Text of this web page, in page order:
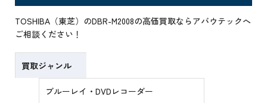
TOSHIBA（東芝）のDBR-M2008の高価買取ならアバウテックへ
ご相談ください！
買取ジャンル
ブルーレイ・DVDレコーダー